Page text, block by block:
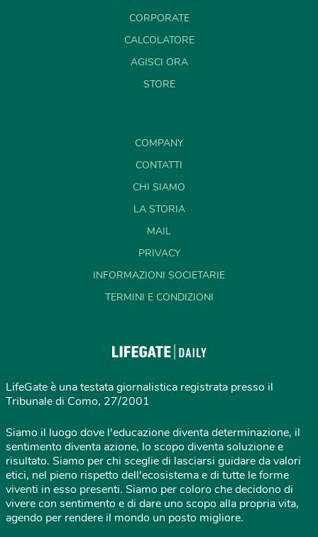
CORPORATE
CALCOLATORE
AGISCI ORA
STORE
COMPANY
CONTATTI
CHI SIAMO
LA STORIA
MAIL
PRIVACY
INFORMAZIONI SOCIETARIE
TERMINI E CONDIZIONI
LifeGate è una testata giornalistica registrata presso il
Tribunale di Como, 27/2001
Siamo il luogo dove l'educazione diventa determinazione, il
sentimento diventa azione, lo scopo diventa soluzione e
risultato. Siamo per chi sceglie di lasciarsi guidare da valori
etici, nel pieno rispetto dell'ecosistema e di tutte le forme
viventi in esso presenti. Siamo per coloro che decidono di
vivere con sentimento e di dare uno scopo alla propria vita,
agendo per rendere il mondo un posto migliore.